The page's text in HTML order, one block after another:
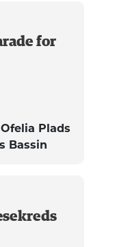
for
Plads
Bassin